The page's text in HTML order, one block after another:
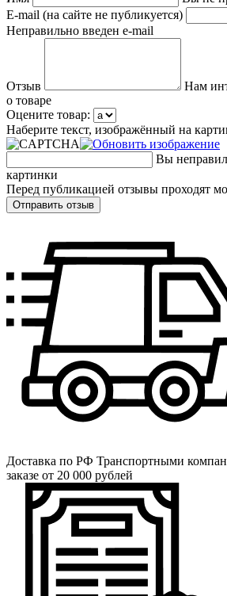
E-mail (на сайте не публикуется)
Неправильно введен e-mail
Отзыв
Нам
о товаре
Оцените товар:
Наберите текст, изображённый на
Вы
картинки
Перед публикацией отзывы проходят
Доставка по РФ Транспортными
заказе от 20 000 рублей